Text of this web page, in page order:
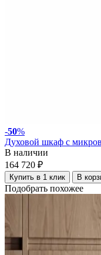
-50%
Духовой шкаф с
В наличии
164 720 ₽
Купить в 1 клик В
Подобрать похожее